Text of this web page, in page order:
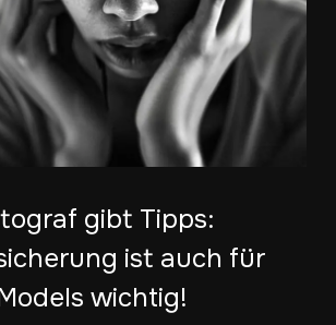
gibt Tipps:
ist auch für
wichtig!